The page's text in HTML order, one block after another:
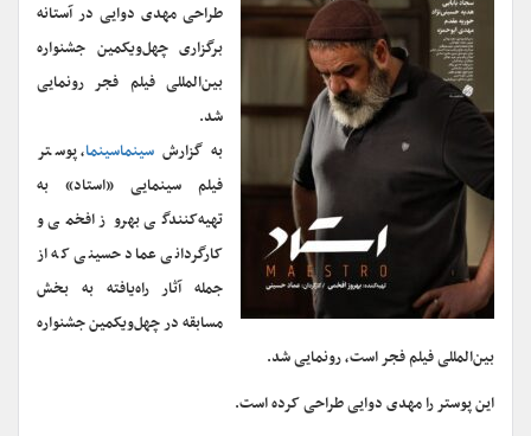
طراحی مهدی دوایی در آستانه
برگزاری چهل‌ویکمین جشنواره
بین‌المللی فیلم فجر رونمایی
شد.
به گزارش سینماسینما، پوستر
فیلم سینمایی «استاد» به
تهیه‌کنندگی بهروز افخمی و
کارگردانی عماد حسینی که از
جمله آثار راه‌یافته به بخش
مسابقه در چهل‌ویکمین جشنواره
بین‌المللی فیلم فجر است، رونمایی شد.
این پوستر را مهدی دوایی طراحی کرده است.